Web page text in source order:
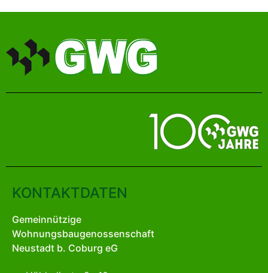
KONTAKTDATEN
Gemeinnützige
Wohnungsbaugenossenschaft
Neustadt b. Coburg eG